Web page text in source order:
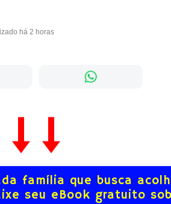
há 2 horas
família que busca
seu eBook gratuito